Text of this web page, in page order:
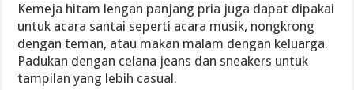
Kemeja hitam lengan panjang pria juga dapat dipakai
untuk acara santai seperti acara musik, nongkrong
dengan teman, atau makan malam dengan keluarga.
Padukan dengan celana jeans dan sneakers untuk
tampilan yang lebih casual.